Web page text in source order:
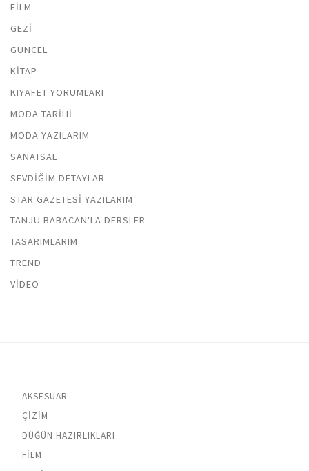
FILM
GEZI
GÜNCEL
KITAP
KIYAFET YORUMLARI
MODA TARIHI
MODA YAZILARIM
SANATSAL
SEVDIĞIM DETAYLAR
STAR GAZETESI YAZILARIM
TANJU BABACAN'LA DERSLER
TASARIMLARIM
TREND
VIDEO
AKSESUAR
ÇIZIM
DÜĞÜN HAZIRLIKLARI
FILM